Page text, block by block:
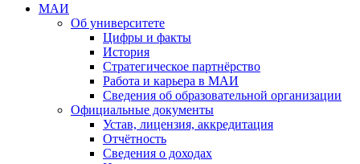
МАИ
Об университете
Цифры и факты
История
Стратегическое партнёрство
Работа и карьера в МАИ
Сведения об образовательной организации
Официальные документы
Устав, лицензия, аккредитация
Отчётность
Сведения о доходах